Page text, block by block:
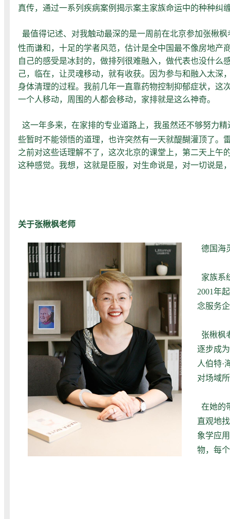
真传，通过一系列疾病案例揭示案主家族命运中的种种纠
最值得记述、对我触动最深的是一周前在北京参加张楸枫
性而谦和，十足的学者风范，估计是全中国最不像房地产
自己的感受是冰封的，做排列很难融入，做代表也没什
己，临在，让灵魂移动，就有收获。因为参与和融入太
身体清理的过程。我前几年一直靠药物控制抑郁症状，
一个人移动，周围的人都会移动，家排就是这么神奇。
这一年多来，在家排的专业道路上，我虽然还不够努力
些暂时不能领悟的道理，也许突然有一天就醍醐灌顶了。
之前对这些话理解不了，这次北京的课堂上，第二天上
这种感觉。我想，这就是臣服，对生命说是，对一切说是
关于张楸枫老师
德国海
家族系
2001年
念服务
张楸枫
逐步成
人伯特·
对场域
在她的
直观地
象学应
物，每